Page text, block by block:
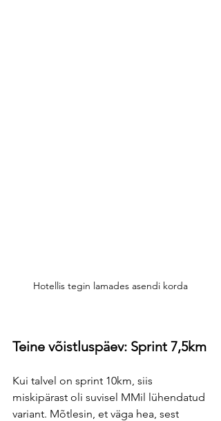
Hotellis tegin lamades asendi korda
Teine võistluspäev: Sprint 7,5km
Kui talvel on sprint 10km, siis
miskipärast oli suvisel MMil lühendatud
variant. Mõtlesin, et väga hea, sest